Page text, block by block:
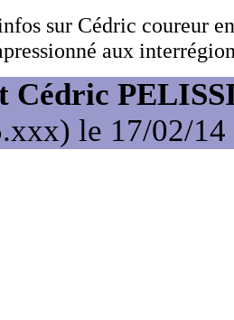
sur Cédric coureur
aux
Cédric
le 17/02/14